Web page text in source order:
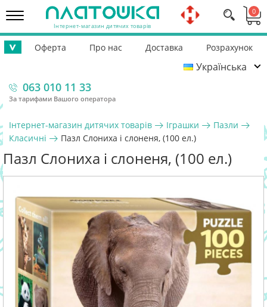
> Оферта Про нас Доставка
Розрахунок
Допомога ЗСУ
Українська
063 010 11 33
За тарифами Вашого оператора
Інтернет-магазин дитячих товарів
0
Інтернет-магазин дитячих товарів Іграшки
Пазли
Класичні
Пазл Слониха і слоненя, (100 ел.)
Пазл Слониха і слоненя, (100 ел.)